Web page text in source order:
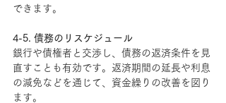
できます。
4-5. 債務のリスケジュール
銀行や債権者と交渉し、債務の返済条件を見
直すことも有効です。返済期間の延長や利息
の減免などを通じて、資金繰りの改善を図り
ます。